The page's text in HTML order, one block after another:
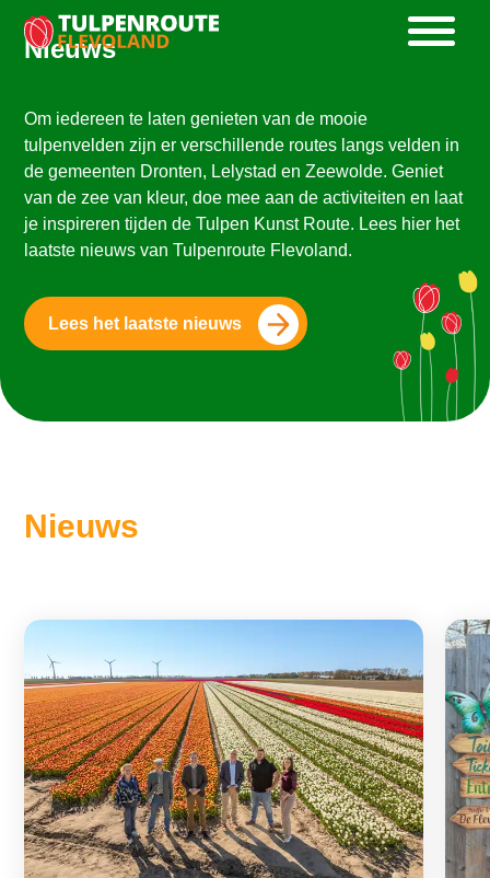
Nieuws
Om iedereen te laten genieten van de mooie
tulpenvelden zijn er verschillende routes langs velden in
de gemeenten Dronten, Lelystad en Zeewolde. Geniet
van de zee van kleur, doe mee aan de activiteiten en laat
je inspireren tijden de Tulpen Kunst Route. Lees hier het
laatste nieuws van Tulpenroute Flevoland.
Lees het laatste nieuws
Nieuws